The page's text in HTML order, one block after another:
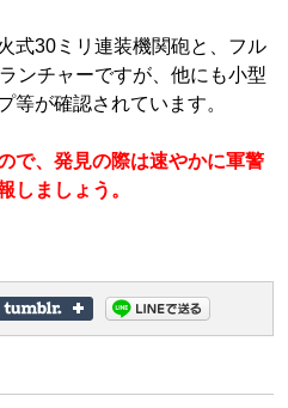
式30ミリ連装機関砲と、フル
ンチャーですが、他にも小型
等が確認されています。
で、発見の際は速やかに軍警
しましょう。